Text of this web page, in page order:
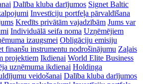
Dalība kluba darījumos Signet Baltic
Investīciju portfeļa pārvaldīšana
Kredīts privātām vajadzībām Jums var
Individuālā seifa noma Uzņēmējiem
izaugsmei Obligāciju emisiju
finanšu instrumentu nodrošinājumu Zaļais
projektiem Ikdienai World Elite Business
uzņēmuma ikdienai Holdinga
veidošanai Dalība kluba darījumos